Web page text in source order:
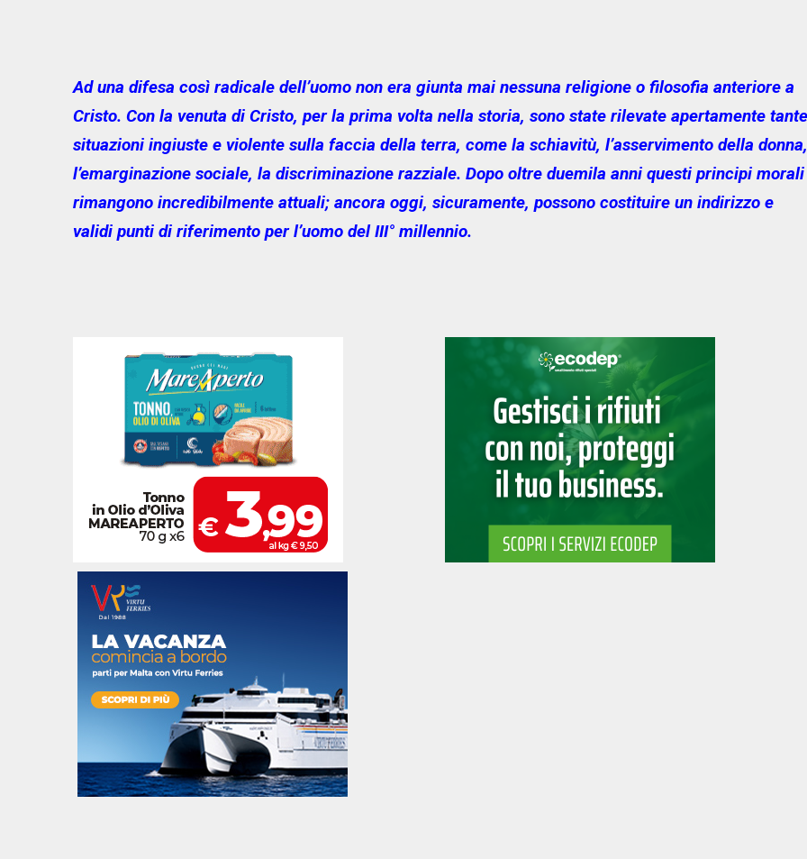
Ad una difesa così radicale dell’uomo non era giunta mai nessuna religione o filosofia anteriore a
Cristo. Con la venuta di Cristo, per la prima volta nella storia, sono state rilevate apertamente tante
situazioni ingiuste e violente sulla faccia della terra, come la schiavitù, l’asservimento della donna,
l’emarginazione sociale, la discriminazione razziale. Dopo oltre duemila anni questi principi morali
rimangono incredibilmente attuali; ancora oggi, sicuramente, possono costituire un indirizzo e
validi punti di riferimento per l’uomo del III° millennio.